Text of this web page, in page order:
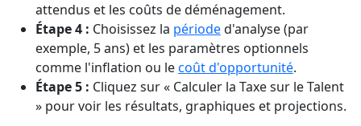
attendus et les coûts de déménagement.
Étape 4 : Choisissez la périoded'analyse (par
exemple, 5 ans) et les paramètres optionnels
comme l'inflation ou lecoût d'opportunité.
Étape 5 : Cliquez sur « Calculer la Taxe sur le Talent
» pour voir les résultats, graphiques et projections.